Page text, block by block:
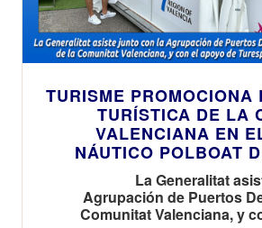
TURISME PROMOCIONA
TURÍSTICA DE LA
VALENCIANA EN
NÁUTICO POLBOAT
La Generalitat
Agrupación de Puertos
Comunitat Valenciana, y